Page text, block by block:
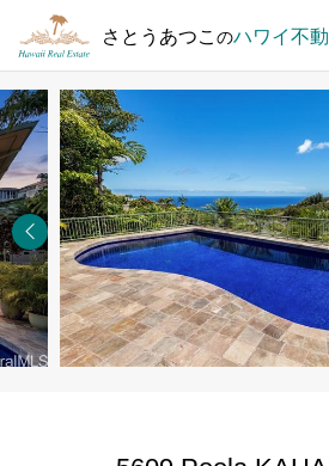
さとうあつこのハワイ不
ト
ッ
プ
ペ
ー
ジ
ハ
ワ
イ
不
動
産
を
探
す
5609
Poola
KAHALA
KUA